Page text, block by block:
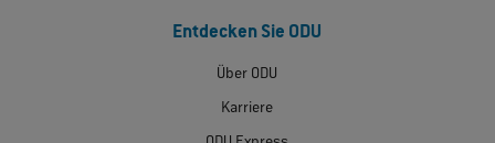
Entdecken Sie ODU
Über ODU
Karriere